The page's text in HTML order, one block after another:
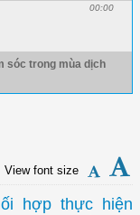
00:00
sóc trong mùa dịch
View font size
hợp thực hiện